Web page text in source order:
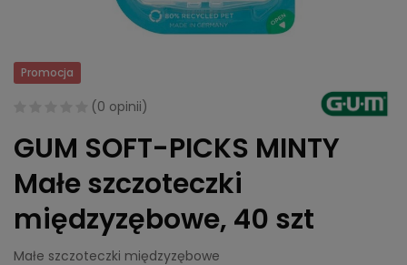
Promocja
(0 opinii)
GUM SOFT-PICKS MINTY
Małe szczoteczki
międzyzębowe, 40 szt
Małe szczoteczki międzyzębowe